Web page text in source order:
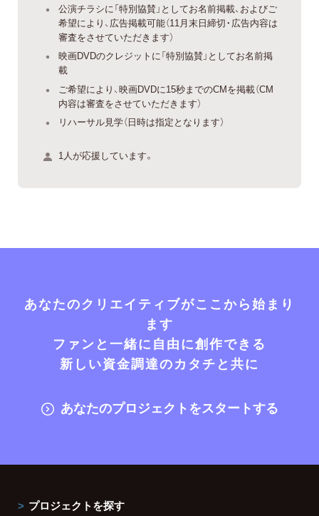
公演チラシに「特別協賛」としてお名前掲載、およびご
希望により、広告掲載可能（11月末日締切・広告内容は
審査をさせていただきます）
映画DVDのクレジットに「特別協賛」としてお名前掲
載
ご希望により、映画DVDに15秒までのCMを掲載（CM
内容は審査をさせていただきます）
リハーサル見学（日時は指定となります）
1人が応援しています。
あなたのクリエイティブがここから始まり
ます
ファンと一緒に自由に創作できる
新しい資金調達のカタチと共に
あなたのプロジェクトをスタートする
プロジェクトを探す